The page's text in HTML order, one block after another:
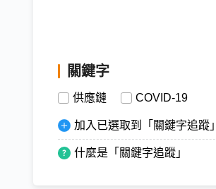
關鍵字
供應鏈 COVID-19
加入已選取到「關鍵字追蹤」
什麼是「關鍵字追蹤」